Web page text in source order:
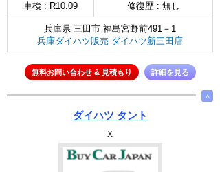
車検 : R10.09 修復歴 : 無し
兵庫県 三田市 福島宮野前491－1
兵庫ダイハツ販売 ダイハツ新三田店
無料お問い合わせ & 見積もり 詳細を見る
∧
ダイハツ タント
X